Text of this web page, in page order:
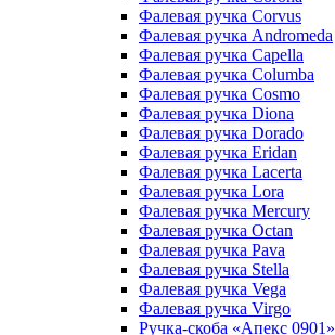
Фалевая ручка Corvus
Фалевая ручка Andromeda
Фалевая ручка Capella
Фалевая ручка Columba
Фалевая ручка Cosmo
Фалевая ручка Diona
Фалевая ручка Dorado
Фалевая ручка Eridan
Фалевая ручка Lacerta
Фалевая ручка Lora
Фалевая ручка Mercury
Фалевая ручка Octan
Фалевая ручка Pava
Фалевая ручка Stella
Фалевая ручка Vega
Фалевая ручка Virgo
Ручка-скоба «Апекс 0901»